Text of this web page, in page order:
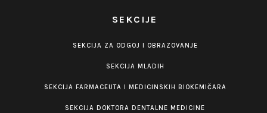
SEKCIJE
SEKCIJA ZA ODGOJ I OBRAZOVANJE
SEKCIJA MLADIH
SEKCIJA FARMACEUTA I MEDICINSKIH BIOKEMIČARA
SEKCIJA DOKTORA DENTALNE MEDICINE